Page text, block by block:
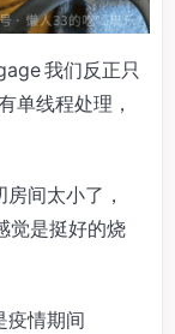
我们反正只
单线程处理，
间太小了，
觉是挺好的烧
疫情期间